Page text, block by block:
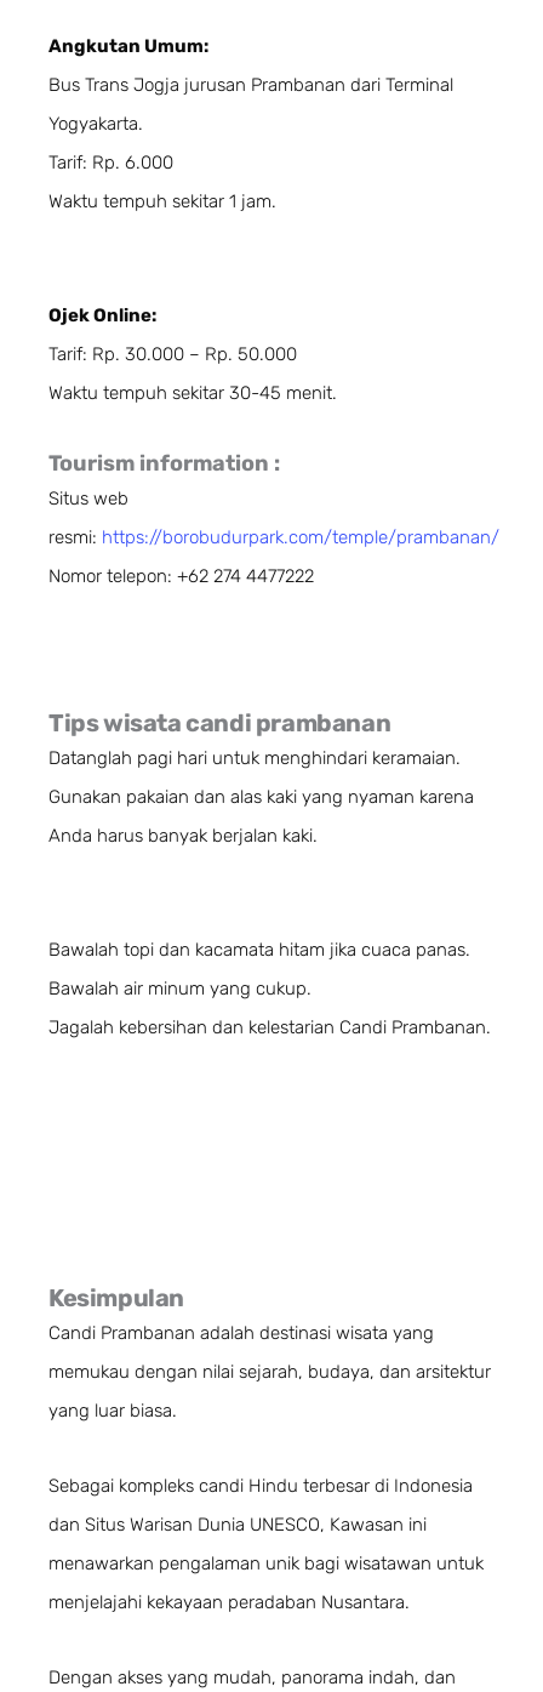
Angkutan Umum:
Bus Trans Jogja jurusan Prambanan dari Terminal
Yogyakarta.
Tarif: Rp. 6.000
Waktu tempuh sekitar 1 jam.
Ojek Online:
Tarif: Rp. 30.000 – Rp. 50.000
Waktu tempuh sekitar 30-45 menit.
Tourism information :
Situs web
resmi: https://borobudurpark.com/temple/prambanan/
Nomor telepon: +62 274 4477222
Tips wisata candi prambanan
Datanglah pagi hari untuk menghindari keramaian.
Gunakan pakaian dan alas kaki yang nyaman karena
Anda harus banyak berjalan kaki.
Bawalah topi dan kacamata hitam jika cuaca panas.
Bawalah air minum yang cukup.
Jagalah kebersihan dan kelestarian Candi Prambanan.
Kesimpulan
Candi Prambanan adalah destinasi wisata yang
memukau dengan nilai sejarah, budaya, dan arsitektur
yang luar biasa.
Sebagai kompleks candi Hindu terbesar di Indonesia
dan Situs Warisan Dunia UNESCO, Kawasan ini
menawarkan pengalaman unik bagi wisatawan untuk
menjelajahi kekayaan peradaban Nusantara.
Dengan akses yang mudah, panorama indah, dan